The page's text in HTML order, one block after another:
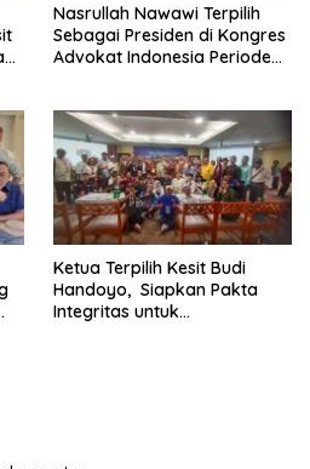
Nasrullah Nawawi Terpilih
Sebagai Presiden di Kongres
Advokat Indonesia Periode
Ketua Terpilih Kesit Budi
Handoyo, Siapkan Pakta
Integritas untuk